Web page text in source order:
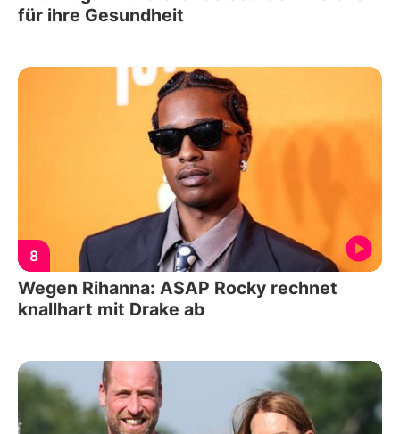
für ihre Gesundheit
8
Wegen Rihanna: A$AP Rocky rechnet
knallhart mit Drake ab